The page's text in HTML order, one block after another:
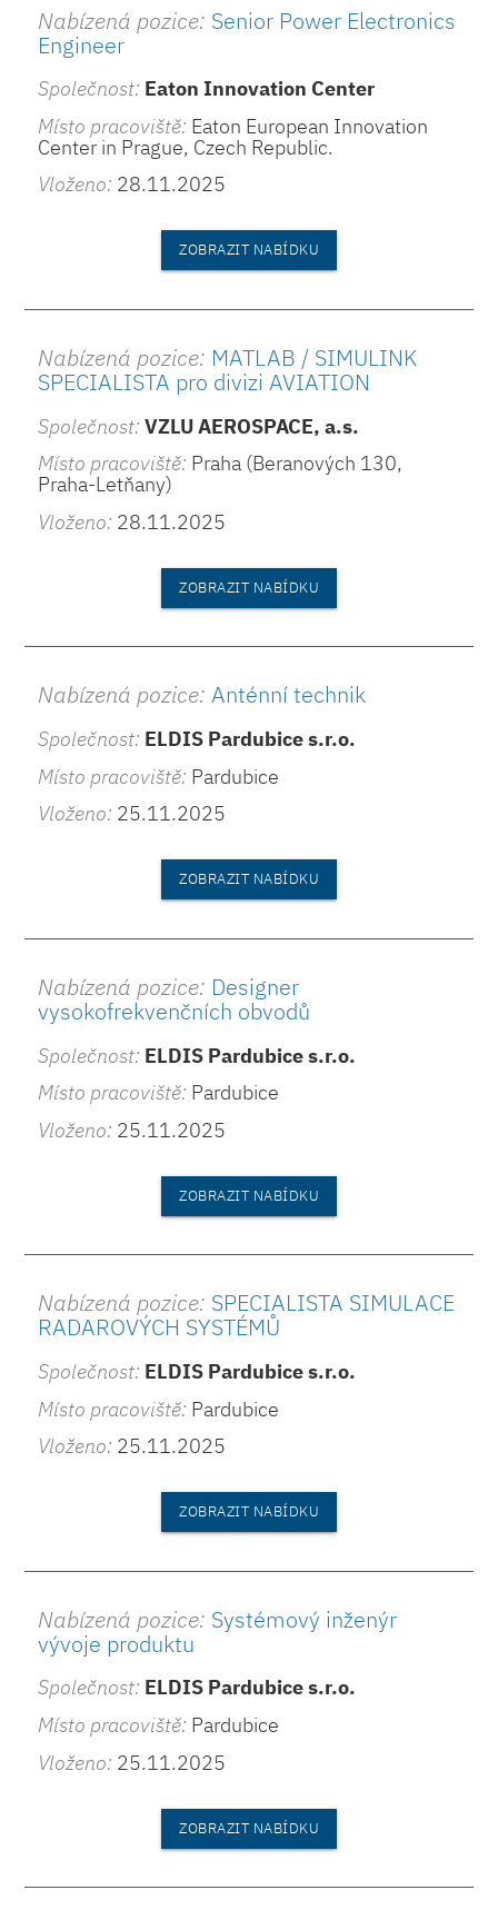
Nabízená pozice: Senior Power Electronics
Engineer
Společnost: Eaton Innovation Center
Místo pracoviště: Eaton European Innovation
Center in Prague, Czech Republic.
Vloženo: 28.11.2025
ZOBRAZIT NABÍDKU
Nabízená pozice: MATLAB / SIMULINK
SPECIALISTA pro divizi AVIATION
Společnost:VZLU AEROSPACE, a.s.
Místo pracoviště: Praha (Beranových 130,
Praha-Letňany)
Vloženo: 28.11.2025
ZOBRAZIT NABÍDKU
Nabízená pozice:Anténní technik
Společnost: ELDIS Pardubice s.r.o.
Místo pracoviště: Pardubice
Vloženo: 25.11.2025
ZOBRAZIT NABÍDKU
Nabízená pozice: Designer
vysokofrekvenčních obvodů
Společnost: ELDIS Pardubice s.r.o.
Místo pracoviště: Pardubice
Vloženo: 25.11.2025
ZOBRAZIT NABÍDKU
Nabízená pozice: SPECIALISTA SIMULACE
RADAROVÝCH SYSTÉMŮ
Společnost: ELDIS Pardubice s.r.o.
Místo pracoviště: Pardubice
Vloženo: 25.11.2025
ZOBRAZIT NABÍDKU
Nabízená pozice: Systémový inženýr
vývoje produktu
Společnost: ELDIS Pardubice s.r.o.
Místo pracoviště: Pardubice
Vloženo: 25.11.2025
ZOBRAZIT NABÍDKU